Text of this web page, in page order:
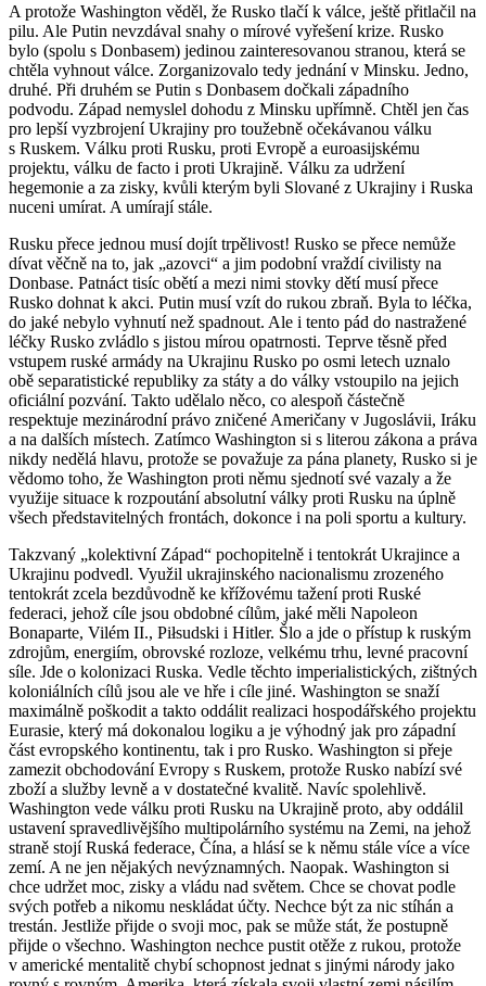
A protože Washington věděl, že Rusko tlačí k válce, ještě přitlačil na
pilu. Ale Putin nevzdával snahy o mírové vyřešení krize. Rusko
bylo (spolu s Donbasem) jedinou zainteresovanou stranou, která se
chtěla vyhnout válce. Zorganizovalo tedy jednání v Minsku. Jedno,
druhé. Při druhém se Putin s Donbasem dočkali západního
podvodu. Západ nemyslel dohodu z Minsku upřímně. Chtěl jen čas
pro lepší vyzbrojení Ukrajiny pro toužebně očekávanou válku
s Ruskem. Válku proti Rusku, proti Evropě a euroasijskému
projektu, válku de facto i proti Ukrajině. Válku za udržení
hegemonie a za zisky, kvůli kterým byli Slované z Ukrajiny i Ruska
nuceni umírat. A umírají stále.
Rusku přece jednou musí dojít trpělivost! Rusko se přece nemůže
dívat věčně na to, jak „azovci“ a jim podobní vraždí civilisty na
Donbase. Patnáct tisíc obětí a mezi nimi stovky dětí musí přece
Rusko dohnat k akci. Putin musí vzít do rukou zbraň. Byla to léčka,
do jaké nebylo vyhnutí než spadnout. Ale i tento pád do nastražené
léčky Rusko zvládlo s jistou mírou opatrnosti. Teprve těsně před
vstupem ruské armády na Ukrajinu Rusko po osmi letech uznalo
obě separatistické republiky za státy a do války vstoupilo na jejich
oficiální pozvání. Takto udělalo něco, co alespoň částečně
respektuje mezinárodní právo zničené Američany v Jugoslávii, Iráku
a na dalších místech. Zatímco Washington si s literou zákona a práva
nikdy nedělá hlavu, protože se považuje za pána planety, Rusko si je
vědomo toho, že Washington proti němu sjednotí své vazaly a že
využije situace k rozpoutání absolutní války proti Rusku na úplně
všech představitelných frontách, dokonce i na poli sportu a kultury.
Takzvaný „kolektivní Západ“ pochopitelně i tentokrát Ukrajince a
Ukrajinu podvedl. Využil ukrajinského nacionalismu zrozeného
tentokrát zcela bezdůvodně ke křížovému tažení proti Ruské
federaci, jehož cíle jsou obdobné cílům, jaké měli Napoleon
Bonaparte, Vilém II., Piłsudski i Hitler. Šlo a jde o přístup k ruským
zdrojům, energiím, obrovské rozloze, velkému trhu, levné pracovní
síle. Jde o kolonizaci Ruska. Vedle těchto imperialistických, zištných
koloniálních cílů jsou ale ve hře i cíle jiné. Washington se snaží
maximálně poškodit a takto oddálit realizaci hospodářského projektu
Eurasie, který má dokonalou logiku a je výhodný jak pro západní
část evropského kontinentu, tak i pro Rusko. Washington si přeje
zamezit obchodování Evropy s Ruskem, protože Rusko nabízí své
zboží a služby levně a v dostatečné kvalitě. Navíc spolehlivě.
Washington vede válku proti Rusku na Ukrajině proto, aby oddálil
ustavení spravedlivějšího multipolárního systému na Zemi, na jehož
straně stojí Ruská federace, Čína, a hlásí se k němu stále více a více
zemí. A ne jen nějakých nevýznamných. Naopak. Washington si
chce udržet moc, zisky a vládu nad světem. Chce se chovat podle
svých potřeb a nikomu neskládat účty. Nechce být za nic stíhán a
trestán. Jestliže přijde o svoji moc, pak se může stát, že postupně
přijde o všechno. Washington nechce pustit otěže z rukou, protože
v americké mentalitě chybí schopnost jednat s jinými národy jako